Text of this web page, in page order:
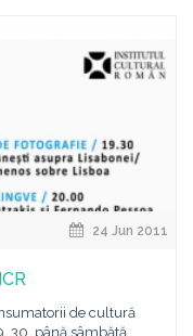
24 Jun 2011
de cultură
30, până sâmbătă